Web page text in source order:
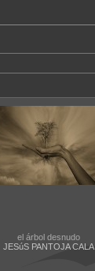
el árbol desnudo
JESúS PANTOJA CALA